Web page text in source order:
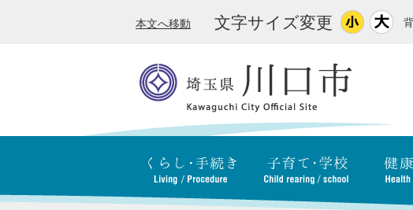
本文へ移動 文字サイズ変更